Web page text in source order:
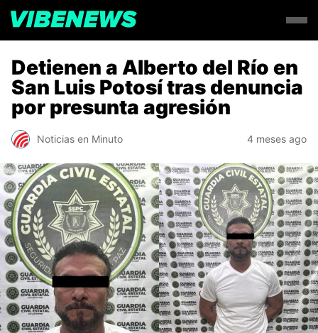
Detienen a Alberto del Río en
San Luis Potosí tras denuncia
por presunta agresión
Noticias en Minuto 4 meses ago